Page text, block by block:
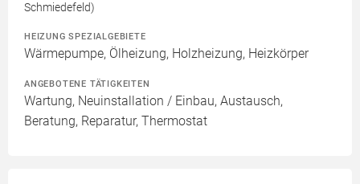
Schmiedefeld)
HEIZUNG SPEZIALGEBIETE
Wärmepumpe, Ölheizung, Holzheizung, Heizkörper
ANGEBOTENE TÄTIGKEITEN
Wartung, Neuinstallation / Einbau, Austausch,
Beratung, Reparatur, Thermostat